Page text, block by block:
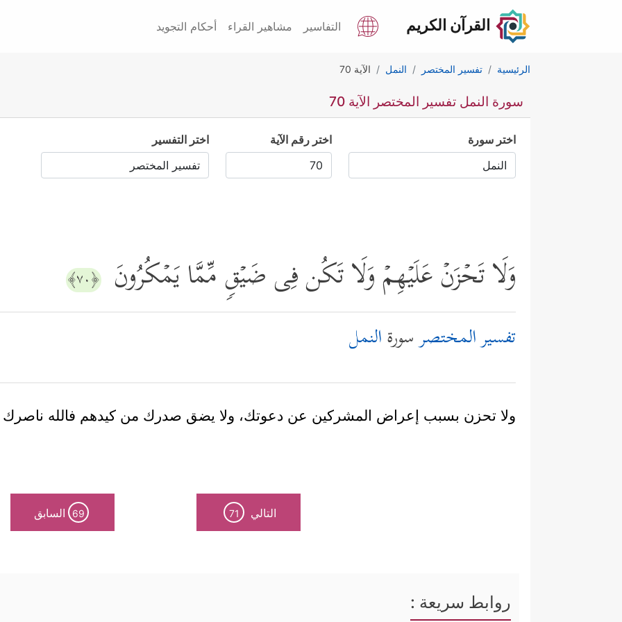
القرآن الكريم التفاسير مشاهير القراء أحكام التجويد
الرئيسية تفسير المختصر النمل الآية 70
سورة النمل تفسير المختصر الآية 70
اختر سورة اختر رقم الآية اختر التفسير
وَلَا تَحۡزَنۡ عَلَیۡهِمۡ وَلَا تَكُن فِی ضَیۡقࣲ مِّمَّا یَمۡكُرُونَ ﴿٧٠﴾
تفسير المختصرسورةالنمل
ولا تحزن بسبب إعراض المشركين عن دعوتك، ولا يضق صدرك من كيدهم فالله ناصرك
التالي 71
69 السابق
روابط سريعة :